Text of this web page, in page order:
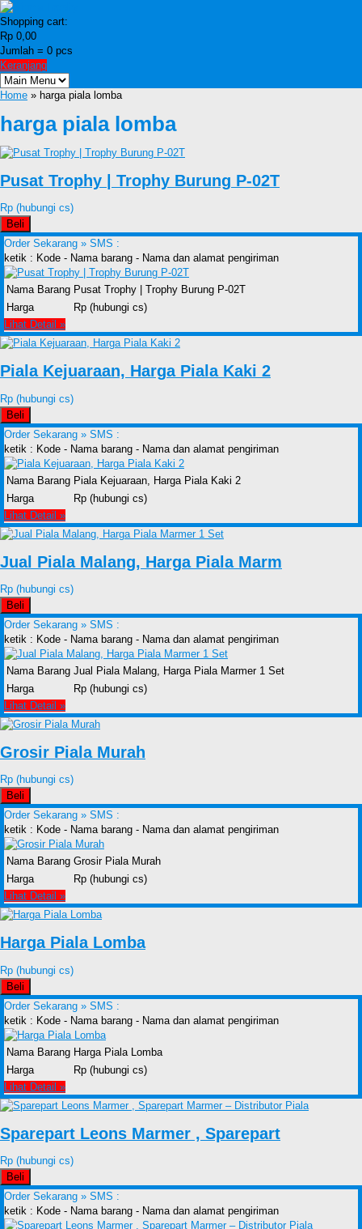
Shopping cart:
Rp 0,00
Jumlah = 0 pcs
Keranjang
Home » harga piala lomba
harga piala lomba
Pusat Trophy | Trophy Burung P-02T
Rp (hubungi cs)
Beli
Order Sekarang » SMS :
ketik : Kode - Nama barang - Nama dan alamat pengiriman
Nama Barang Pusat Trophy | Trophy Burung P-02T
Harga
Rp (hubungi cs)
Lihat Detail »
Piala Kejuaraan, Harga Piala Kaki 2
Rp (hubungi cs)
Beli
Order Sekarang » SMS :
ketik : Kode - Nama barang - Nama dan alamat pengiriman
Nama Barang Piala Kejuaraan, Harga Piala Kaki 2
Harga
Rp (hubungi cs)
Lihat Detail »
Jual Piala Malang, Harga Piala Marm
Rp (hubungi cs)
Beli
Order Sekarang » SMS :
ketik : Kode - Nama barang - Nama dan alamat pengiriman
Nama Barang Jual Piala Malang, Harga Piala Marmer 1 Set
Harga
Rp (hubungi cs)
Lihat Detail »
Grosir Piala Murah
Rp (hubungi cs)
Beli
Order Sekarang » SMS :
ketik : Kode - Nama barang - Nama dan alamat pengiriman
Nama Barang Grosir Piala Murah
Harga
Rp (hubungi cs)
Lihat Detail »
Harga Piala Lomba
Rp (hubungi cs)
Beli
Order Sekarang » SMS :
ketik : Kode - Nama barang - Nama dan alamat pengiriman
Nama Barang Harga Piala Lomba
Harga
Rp (hubungi cs)
Lihat Detail »
Sparepart Leons Marmer , Sparepart
Rp (hubungi cs)
Beli
Order Sekarang » SMS :
ketik : Kode - Nama barang - Nama dan alamat pengiriman